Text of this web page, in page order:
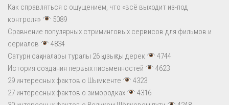
Как справляться с ощущением, что «всё выходит из-под
контроля»
5089
Сравнение популярных стриминговых сервисов для фильмов и
сериалов
4834
Сатурн сақиналары туралы 26 қызықты дерек
4744
История создания первых письменностей
4623
29 интересных фактов о Шымкенте
4323
27 интересных фактов о зимородках
4316